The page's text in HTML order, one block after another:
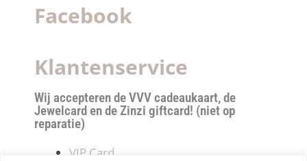
Facebook
Klantenservice
Wij accepteren de VVV cadeaukaart, de
Jewelcard en de Zinzi giftcard! (niet op
reparatie)
VIP Card